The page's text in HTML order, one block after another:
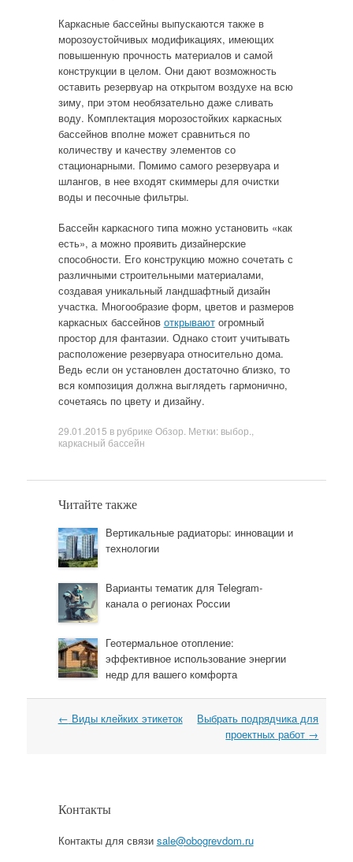
Каркасные бассейны выпускаются также в
морозоустойчивых модификациях, имеющих
повышенную прочность материалов и самой
конструкции в целом. Они дают возможность
оставить резервуар на открытом воздухе на всю
зиму, при этом необязательно даже сливать
воду. Комплектация морозостойких каркасных
бассейнов вполне может сравниться по
количеству и качеству элементов со
стационарными. Помимо самого резервуара и
шлангов, в нее входят скиммеры для очистки
воды и песочные фильтры.
Бассейн каркасного типа можно установить «как
есть», а можно проявить дизайнерские
способности. Его конструкцию можно сочетать с
различными строительными материалами,
создавая уникальный ландшафтный дизайн
участка. Многообразие форм, цветов и размеров
каркасных бассейнов открываютогромный
простор для фантазии. Однако стоит учитывать
расположение резервуара относительно дома.
Ведь если он установлен достаточно близко, то
вся композиция должна выглядеть гармонично,
сочетаясь по цвету и дизайну.
29.01.2015 в рубрике Обзор . Метки: выбор.
каркасный бассейн
Читайте также
Вертикальные радиаторы: инновации и
технологии
Варианты тематик для Telegram-
канала о регионах России
Геотермальное отопление:
эффективное использование энергии
недр для вашего комфорта
Навигация
← Виды клейких этикеток
Выбрать подрядчика для
проектных работ →
Контакты
Контакты для связи sale@obogrevdom.ru